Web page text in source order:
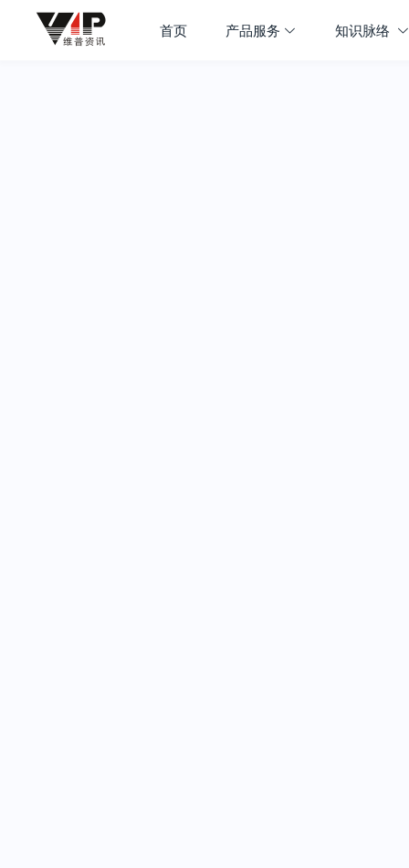
首页 产品服务 知识脉络